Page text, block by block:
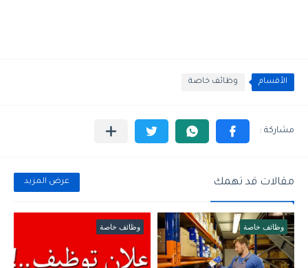
الأقسام وظائف خاصة
مقالات قد تهمك عرض المزيد
وظائف خاصة وظائف خاصة